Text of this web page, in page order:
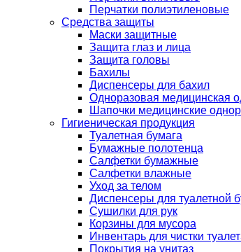
Перчатки полиэтиленовые
Средства защиты
Маски защитные
Защита глаз и лица
Защита головы
Бахилы
Диспенсеры для бахил
Одноразовая медицинская
Шапочки медицинские
Гигиеническая продукция
Туалетная бумага
Бумажные полотенца
Салфетки бумажные
Салфетки влажные
Уход за телом
Диспенсеры для туалетной
Сушилки для рук
Корзины для мусора
Инвентарь для чистки
Покрытия на унитаз